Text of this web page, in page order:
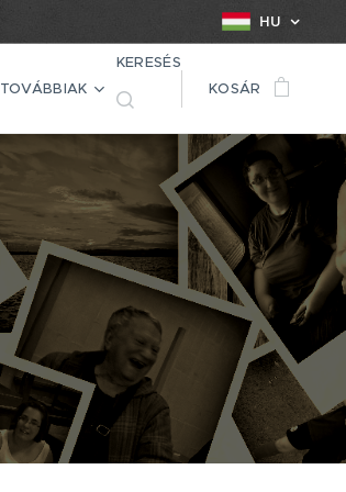
HU
TOVÁBBIAK
KERESÉS
KOSÁR